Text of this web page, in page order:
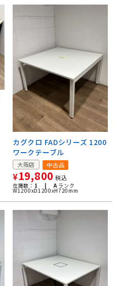
カグクロ FADシリーズ 1200
ワークテーブル
大阪店 中古品
¥19,800 税込
在庫数： 1 | A ランク
W1200xD1200xH720mm